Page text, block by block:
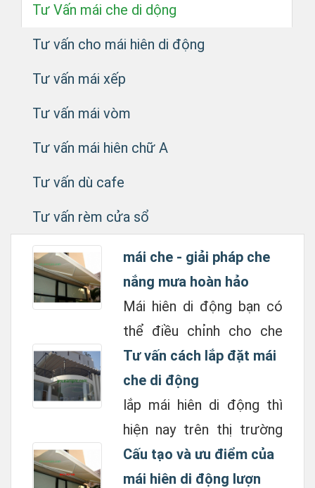
Tư Vấn mái che di dộng
Tư vấn cho mái hiên di động
Tư vấn mái xếp
Tư vấn mái vòm
Tư vấn mái hiên chữ A
Tư vấn dù cafe
Tư vấn rèm cửa sổ
mái che - giải pháp che
nắng mưa hoàn hảo
Mái hiên di động bạn có
thể điều chỉnh cho che
nắng mưa nhiều hay ít
bằng cách xoay tay quay
để thu màn vào hay đưa
ra tuỳ ý. ...
Tư vấn cách lắp đặt mái
che di động
lắp mái hiên di động thì
hiện nay trên thị trường
có khoảng trên 100 loại
khác nhau, đa dạng về
Cấu tạo và ưu điểm của
mái hiên di động lượn